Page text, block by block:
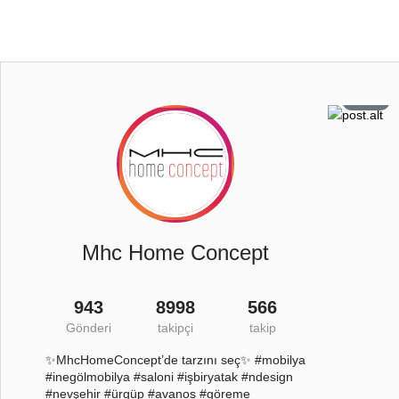
Mhc Home Concept
943
Gönderi
8998
takipçi
566
takip
✨MhcHomeConcept’de tarzını seç✨ #mobilya
#inegölmobilya #saloni #işbiryatak #ndesign
#nevşehir #ürgüp #avanos #göreme